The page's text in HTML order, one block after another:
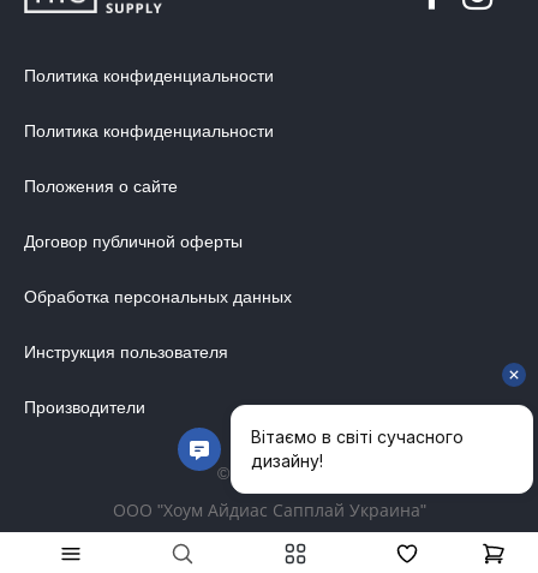
Политика конфиденциальности
Политика конфиденциальности
Положения о сайте
Договор публичной оферты
Обработка персональных данных
Инструкция пользователя
Производители
© 2014-2026
ООО "Хоум Айдиас Сапплай Украина"